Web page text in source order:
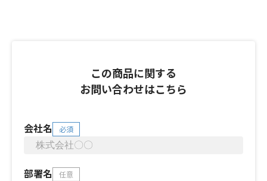
この商品に関する
お問い合わせはこちら
会社名 必須
部署名 任意